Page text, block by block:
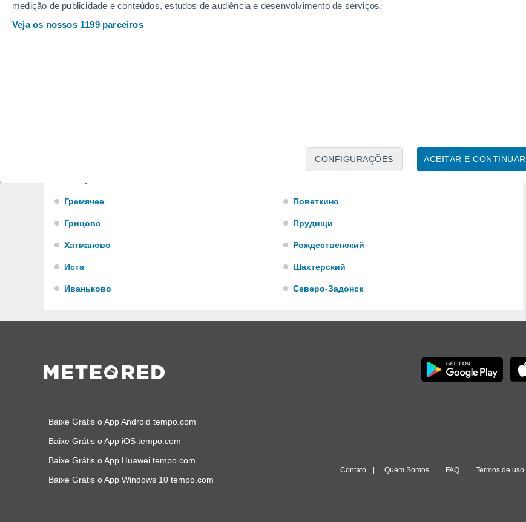
medição de publicidade e conteúdos, estudos de audiência e desenvolvimento de serviços.
Veja os nossos 1199 parceiros
ACEITAR E CONTINUAR
CONFIGURAÇÕES
Дедиловские Выселки
Демидовка
Гремячее
Грицово
Хатманово
Иста
Иваньково
Мордвес
Першино
Поветкино
Прудищи
Рождественский
Шахтерский
Северо-Задонск
Baixe Grátis o App Android tempo.com
Baixe Grátis o App iOS tempo.com
Baixe Grátis o App Huawei tempo.com
Baixe Grátis o App Windows 10 tempo.com
Contato Quem Somos FAQ Termos de uso